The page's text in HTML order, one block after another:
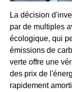
La décision
par de multiples
écologique, qui
émissions de
verte offre une
des prix de
rapidement